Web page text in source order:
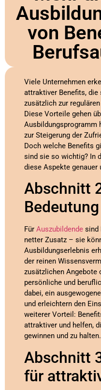
von
Viele Unternehmen
attraktiver Benefits, die
zusätzlich zur regulären
Diese Vorteile gehen
Ausbildungsprogramm
zur Steigerung der
Doch welche Benefits
sind sie so wichtig? In
diese Aspekte genauer
Abschnitt
Für Auszubildende sind
netter Zusatz – sie
Ausbildungserlebnis
der reinen
zusätzlichen Angebote
persönliche und
dabei, ein
und erleichtern den
weiterer Vorteil:
attraktiver und helfen,
gewinnen und zu halten.
Abschnitt
für